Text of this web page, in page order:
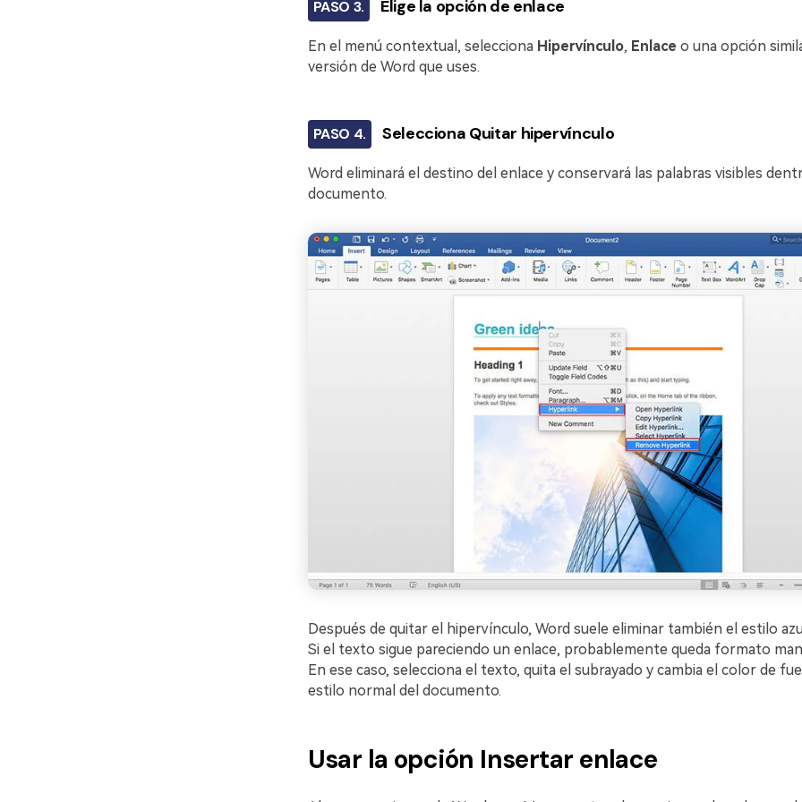
PASO 3. Elige la opción de enlace
En el menú contextual, selecciona Hipervínculo, Enlace o una opción
versión de Word que uses.
PASO 4. Selecciona Quitar hipervínculo
Word eliminará el destino del enlace y conservará las palabras visibles
documento.
Después de quitar el hipervínculo, Word suele eliminar también el estilo
Si el texto sigue pareciendo un enlace, probablemente queda formato
En ese caso, selecciona el texto, quita el subrayado y cambia el color de
estilo normal del documento.
Usar la opción Insertar enlace